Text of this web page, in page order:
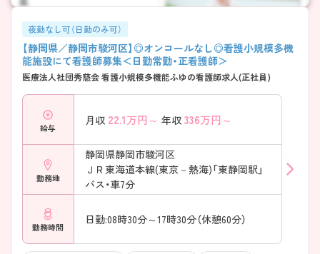
夜勤なし可（日勤のみ可）
【静岡県／静岡市駿河区】◎オンコールなし◎看護小規模多機
能施設にて看護師募集＜日勤常勤・正看護師＞
医療法人社団秀慈会 看護小規模多機能ふゆの看護師求人(正社員)
給与
月収 22.1万円～ 年収 336万円～
勤務地
静岡県静岡市駿河区
ＪＲ東海道本線(東京－熱海)「東静岡駅」
バス・車7分
勤務時間
日勤:08時30分～17時30分（休憩60分）